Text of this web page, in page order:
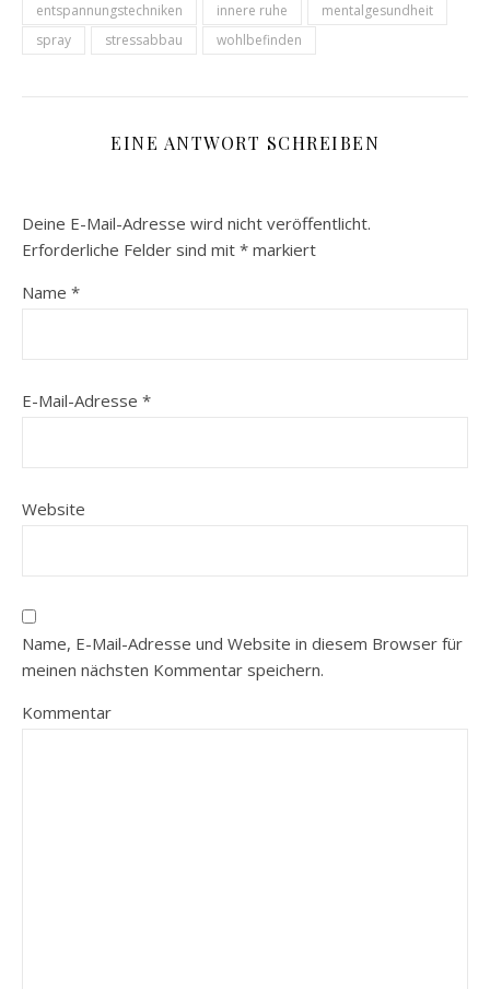
entspannungstechniken
innere ruhe
mentalgesundheit
spray
stressabbau wohlbefinden
EINE ANTWORT SCHREIBEN
Deine E-Mail-Adresse wird nicht veröffentlicht.
Erforderliche Felder sind mit * markiert
Name *
E-Mail-Adresse *
Website
Name, E-Mail-Adresse und Website in diesem Browser für
meinen nächsten Kommentar speichern.
Kommentar